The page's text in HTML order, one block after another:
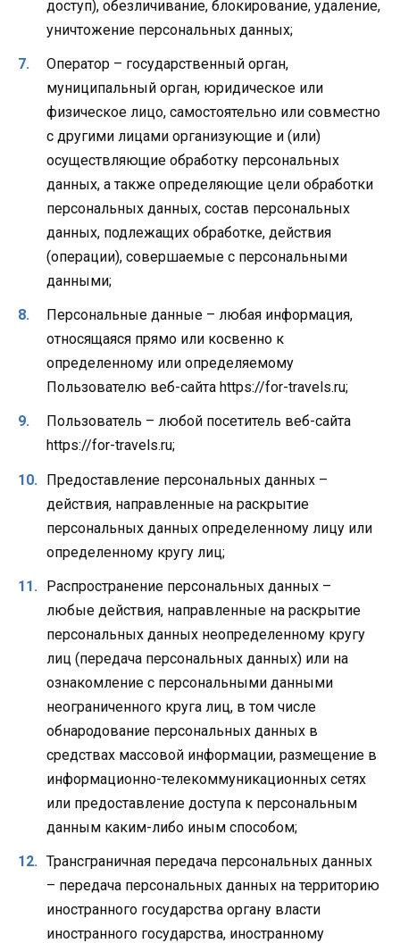
доступ), обезличивание, блокирование, удаление,
уничтожение персональных данных;
Оператор – государственный орган,
муниципальный орган, юридическое или
физическое лицо, самостоятельно или совместно
с другими лицами организующие и (или)
осуществляющие обработку персональных
данных, а также определяющие цели обработки
персональных данных, состав персональных
данных, подлежащих обработке, действия
(операции), совершаемые с персональными
данными;
Персональные данные – любая информация,
относящаяся прямо или косвенно к
определенному или определяемому
Пользователю веб-сайта https://for-travels.ru;
Пользователь – любой посетитель веб-сайта
https://for-travels.ru;
Предоставление персональных данных –
действия, направленные на раскрытие
персональных данных определенному лицу или
определенному кругу лиц;
Распространение персональных данных –
любые действия, направленные на раскрытие
персональных данных неопределенному кругу
лиц (передача персональных данных) или на
ознакомление с персональными данными
неограниченного круга лиц, в том числе
обнародование персональных данных в
средствах массовой информации, размещение в
информационно-телекоммуникационных сетях
или предоставление доступа к персональным
данным каким-либо иным способом;
Трансграничная передача персональных данных
– передача персональных данных на территорию
иностранного государства органу власти
иностранного государства, иностранному